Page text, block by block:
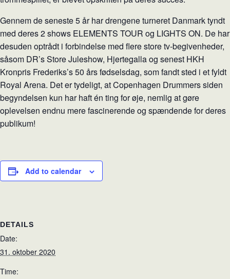
Gennem de seneste 5 år har drengene turneret Danmark tyndt
med deres 2 shows ELEMENTS TOUR og LIGHTS ON. De har
desuden optrådt i forbindelse med flere store tv-begivenheder,
såsom DR’s Store Juleshow, Hjertegalla og senest HKH
Kronpris Frederiks’s 50 års fødselsdag, som fandt sted i et fyldt
Royal Arena. Det er tydeligt, at Copenhagen Drummers siden
begyndelsen kun har haft én ting for øje, nemlig at gøre
oplevelsen endnu mere fascinerende og spændende for deres
publikum!
Add to calendar
DETAILS
Date:
31. oktober 2020
Time: